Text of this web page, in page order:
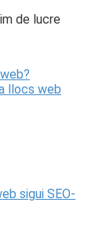
de lucre
llocs web
sigui SEO-